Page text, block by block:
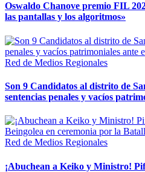
Oswaldo Chanove premio FIL
las pantallas y los algoritmos»
Red de Medios Regionales
Son 9 Candidatos al distrito de
sentencias penales y vacíos
Red de Medios Regionales
¡Abuchean a Keiko y Ministro!